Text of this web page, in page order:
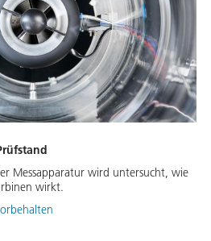
Messapparatur wird untersucht, wie
wirkt.